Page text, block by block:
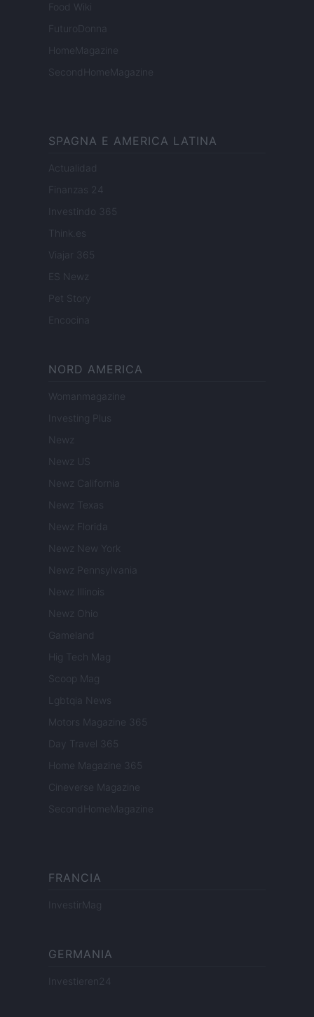
Food Wiki
FuturoDonna
HomeMagazine
SecondHomeMagazine
SPAGNA E AMERICA LATINA
Actualidad
Finanzas 24
Investindo 365
Think.es
Viajar 365
ES Newz
Pet Story
Encocina
NORD AMERICA
Womanmagazine
Investing Plus
Newz
Newz US
Newz California
Newz Texas
Newz Florida
Newz New York
Newz Pennsylvania
Newz Illinois
Newz Ohio
Gameland
Hig Tech Mag
Scoop Mag
Lgbtqia News
Motors Magazine 365
Day Travel 365
Home Magazine 365
Cineverse Magazine
SecondHomeMagazine
FRANCIA
InvestirMag
GERMANIA
Investieren24